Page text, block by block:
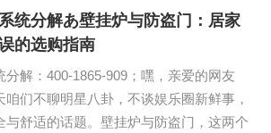
统分解あ壁挂炉与防盗门：居家
的选购指南
分解：400-1865-909；嘿，亲爱的网友
们不聊明星八卦，不谈娱乐圈新鲜事，
与舒适的话题。壁挂炉与防盗门，这两个